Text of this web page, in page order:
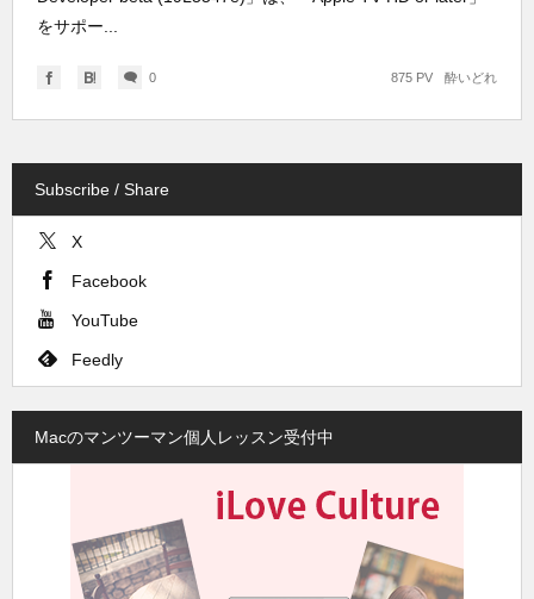
をサポー...
0 酔いどれ
875 PV
Subscribe / Share
X
Facebook
YouTube
Feedly
Macのマンツーマン個人レッスン受付中